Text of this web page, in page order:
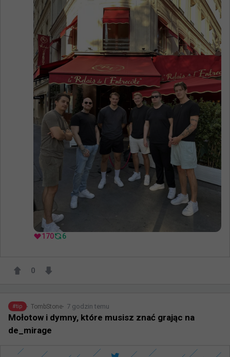
170 6
0
#tip TombStone 7 godzin temu
Mołotow i dymny, które musisz znać grając na
de_mirage